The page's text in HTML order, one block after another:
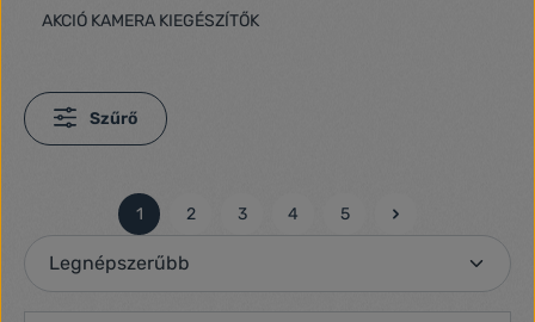
AKCIÓ KAMERA KIEGÉSZÍTŐK
Szűrő
Oldal
1
Oldal
2
Oldal
3
Oldal
4
Oldal
5